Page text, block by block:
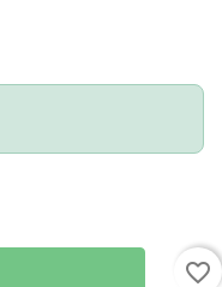
favorite_border